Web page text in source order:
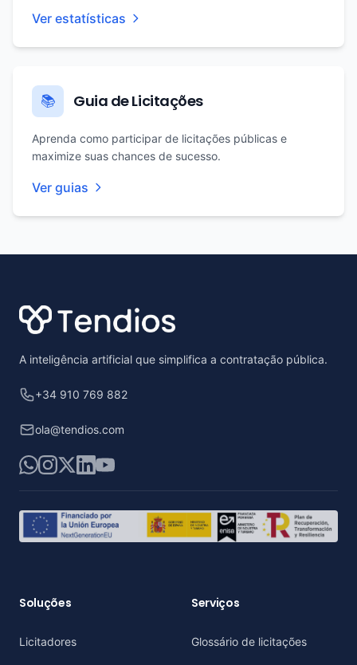
Ver estatísticas
📚 Guia de Licitações
Aprenda como participar de licitações públicas e
maximize suas chances de sucesso.
Ver guias
A inteligência artificial que simplifica a contratação pública.
+34 910 769 882
ola@tendios.com
WhatsApp
Instagram
X LinkedIn
YouTube
Soluções
Licitadores
Serviços
Glossário de licitações